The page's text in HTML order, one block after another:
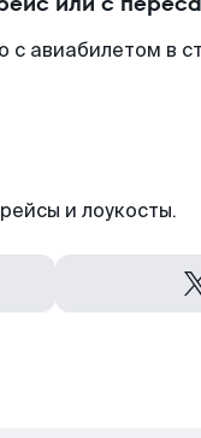
авиабилетом в
и лоукосты.